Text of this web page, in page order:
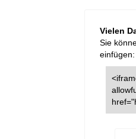
Vielen
Sie
einfügen: